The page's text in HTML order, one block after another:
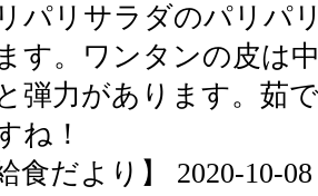
パリサラダのパリパ
す。ワンタンの皮は
弾力があります。茹
ね！
給食だより】 2020-10-